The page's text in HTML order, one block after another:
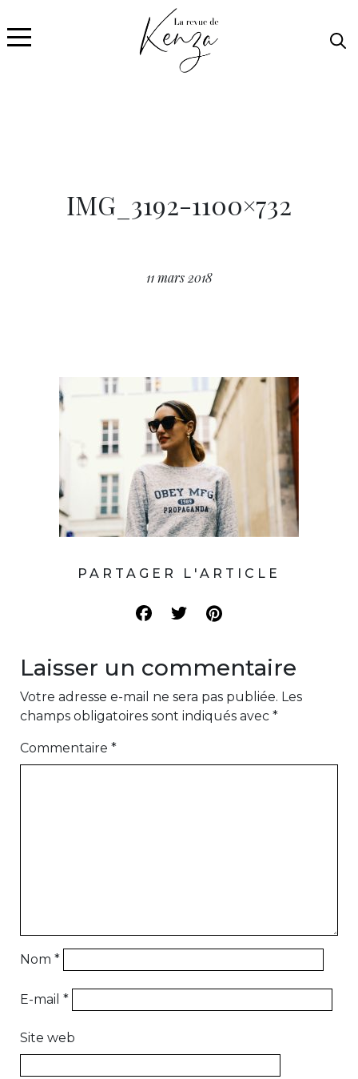
IMG_3192-1100×732
11 mars 2018
PARTAGER L'ARTICLE
Laisser un commentaire
Votre adresse e-mail ne sera pas publiée. Les
champs obligatoires sont indiqués avec *
Commentaire *
Nom *
E-mail *
Site web